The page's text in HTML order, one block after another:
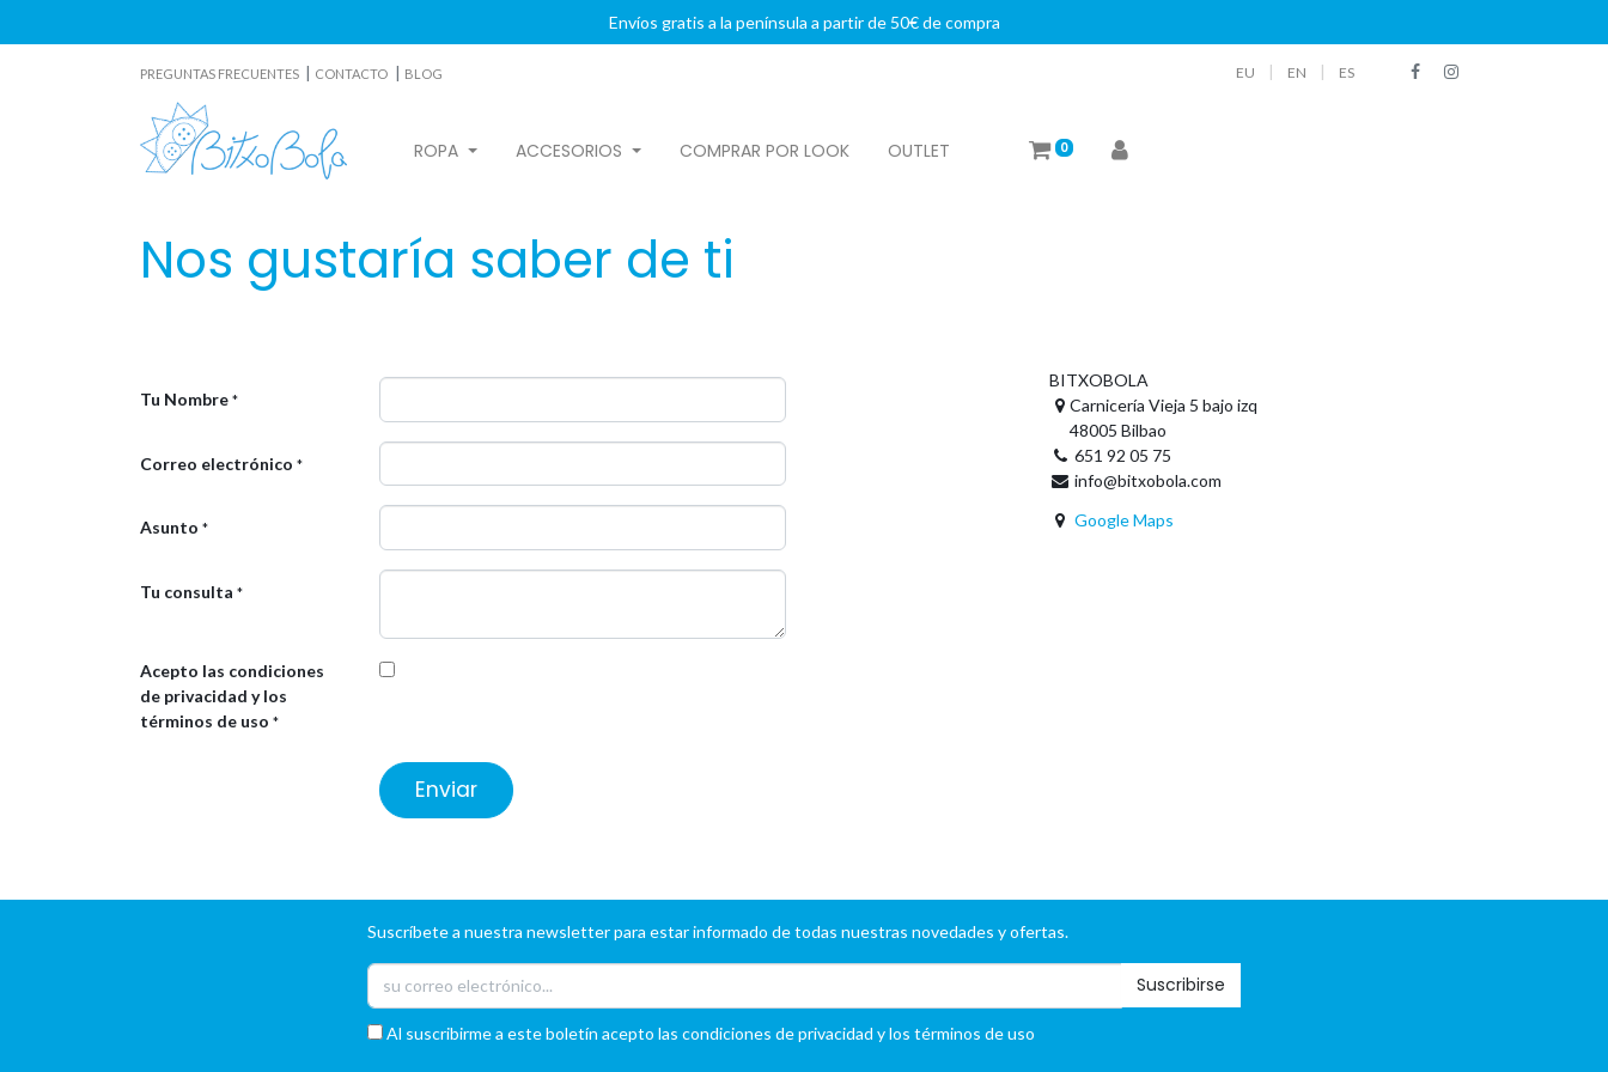
Envíos gratis a la península a partir de 50€ de compra
PREGUNTAS FRECUENTES | CONTACTO | BLOG EU EN ES
ROPA ACCESORIOS COMPRAR POR LOOK OUTLET 0
Nos gustaría saber de ti
Tu Nombre *
Correo electrónico *
Asunto *
Tu consulta *
Acepto las condiciones
de privacidad y los
términos de uso *
Enviar
BITXOBOLA
Carnicería Vieja 5 bajo izq
48005 Bilbao
651 92 05 75
info@bitxobola.com
Google Maps
Suscríbete a nuestra newsletter para estar informado de todas nuestras novedades y ofertas.
Suscribirse
Al suscribirme a este boletín acepto las condiciones de privacidad y los términos de uso